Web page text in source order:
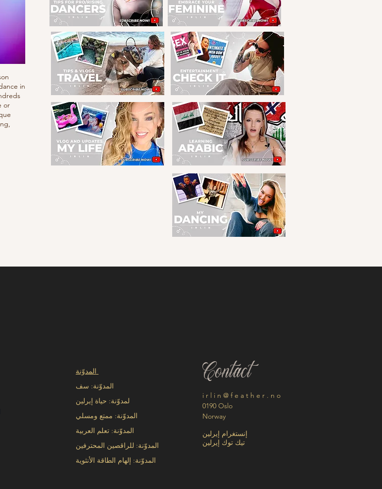
in
or
المدوّنة: سف
لمدوّنة: حياة إيرلين
المدوّنة: ممتع ومسلي
المدوّنة: تعلم العربية
المدوّنة: للراقصين المحترفين
المدوّنة: إلهام الطاقة الأنثوية
Contact
i r l i n @ f e a t h e r . n o
0190 Oslo
Norway
إنستغرام إيرلين
تيك توك إيرلين